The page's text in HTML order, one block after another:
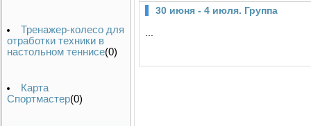
Тренажер-колесо для
отработки техники в
настольном теннисе(0)
Карта
Спортмастер(0)
30 июня - 4 июля. Группа